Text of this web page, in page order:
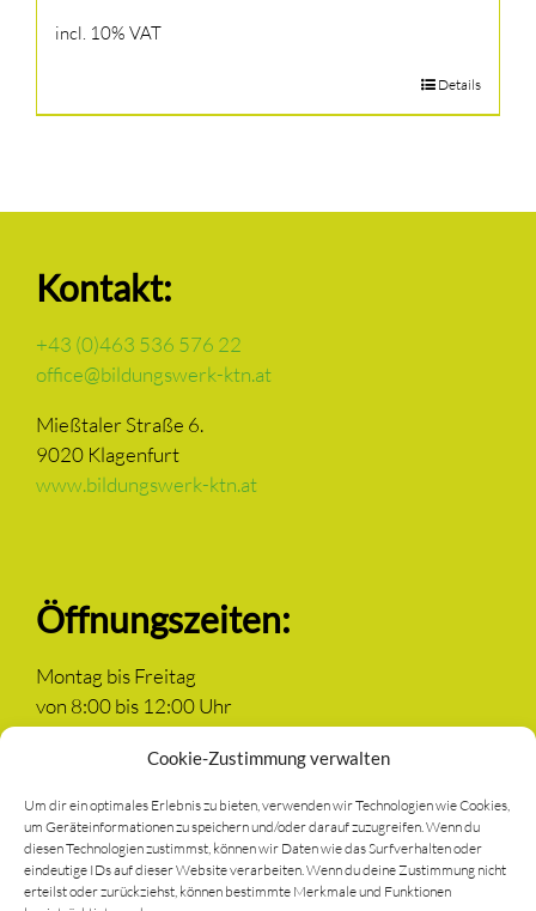
Cookie-Zustimmung verwalten
Um dir ein optimales Erlebnis zu bieten, verwenden wir Technologien wie Cookies,
um Geräteinformationen zu speichern und/oder darauf zuzugreifen. Wenn du
diesen Technologien zustimmst, können wir Daten wie das Surfverhalten oder
eindeutige IDs auf dieser Website verarbeiten. Wenn du deine Zustimmung nicht
erteilst oder zurückziehst, können bestimmte Merkmale und Funktionen
incl. 10% VAT
Details
Kontakt:
+43 (0)463 536 576 22
office@bildungswerk-ktn.at
Mießtaler Straße 6.
9020 Klagenfurt
www.bildungswerk-ktn.at
Öffnungszeiten:
Montag bis Freitag
von 8:00 bis 12:00 Uhr
Newsletter anmelden